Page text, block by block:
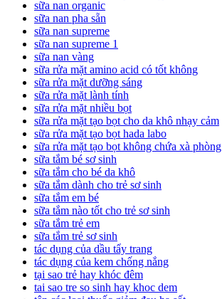
sữa nan organic
sữa nan pha sẵn
sữa nan supreme
sữa nan supreme 1
sữa nan vàng
sữa rửa mặt amino acid có tốt không
sữa rửa mặt dưỡng sáng
sữa rửa mặt lành tính
sữa rửa mặt nhiều bọt
sữa rửa mặt tạo bọt cho da khô nhạy cảm
sữa rửa mặt tạo bọt hada labo
sữa rửa mặt tạo bọt không chứa xà phòng
sữa tắm bé sơ sinh
sữa tắm cho bé da khô
sữa tắm dành cho trẻ sơ sinh
sữa tắm em bé
sữa tắm nào tốt cho trẻ sơ sinh
sữa tắm trẻ em
sữa tắm trẻ sơ sinh
tác dụng của dầu tẩy trang
tác dụng của kem chống nắng
tại sao trẻ hay khóc đêm
tai sao tre so sinh hay khoc dem